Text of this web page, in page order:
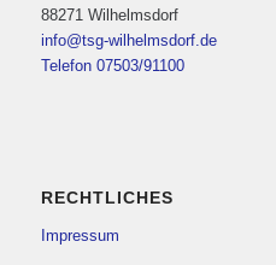
88271 Wilhelmsdorf
info@tsg-wilhelmsdorf.de
Telefon 07503/91100
RECHTLICHES
Impressum